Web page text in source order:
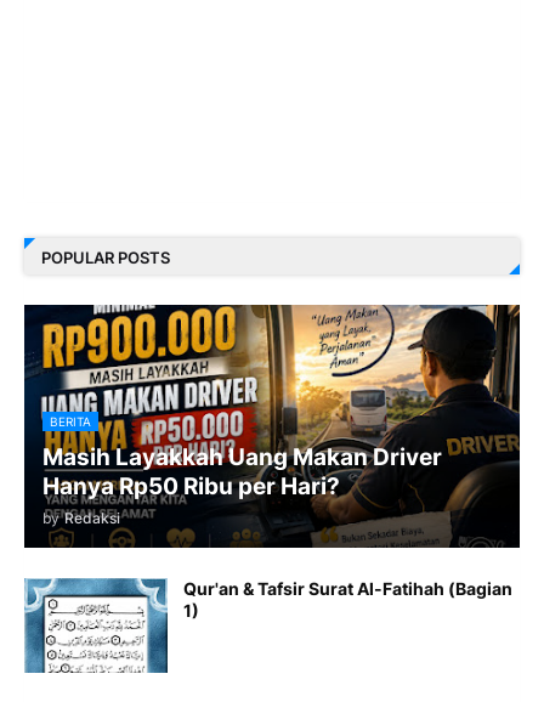
POPULAR POSTS
BERITA
Masih Layakkah Uang Makan Driver
Hanya Rp50 Ribu per Hari?
by Redaksi
Qur'an & Tafsir Surat Al-Fatihah (Bagian
1)